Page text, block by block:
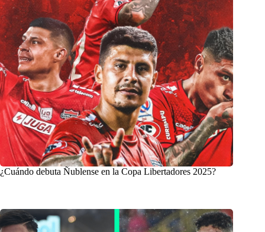
¿Cuándo debuta Ñublense en la Copa Libertadores 2025?